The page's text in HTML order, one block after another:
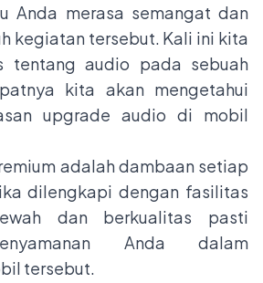
Anda merasa semangat dan
kegiatan tersebut. Kali ini kita
tentangaudio pada sebuah
kita akan mengetahui
upgrade audio di mobil
adalah dambaan setiap
dilengkapi dengan fasilitas
dan berkualitas pasti
Anda dalam
tersebut.